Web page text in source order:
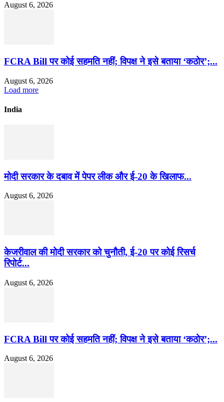
August 6, 2026
FCRA Bill पर कोई सहमति नहीं; विपक्ष ने इसे बताया ‘कठोर’;...
August 6, 2026
Load more
India
मोदी सरकार के दबाव में पेपर लीक और ई-20 के खिलाफ...
August 6, 2026
केजरीवाल की मोदी सरकार को चुनौती, ई-20 पर कोई रिसर्च
रिपोर्ट...
August 6, 2026
FCRA Bill पर कोई सहमति नहीं; विपक्ष ने इसे बताया ‘कठोर’;...
August 6, 2026